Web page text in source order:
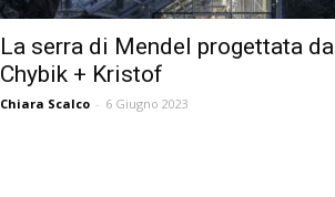
La serra di Mendel progettata da
Chybik + Kristof
Chiara Scalco - 6 Giugno 2023